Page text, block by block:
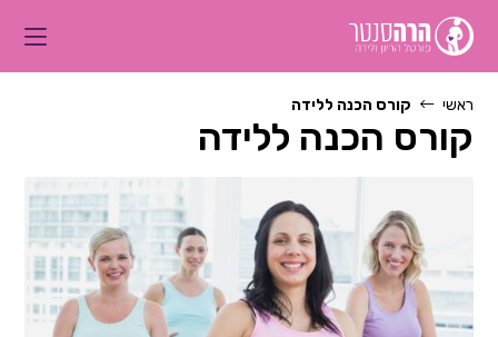
content
ראשי קורס הכנה ללידה
קורס הכנה ללידה